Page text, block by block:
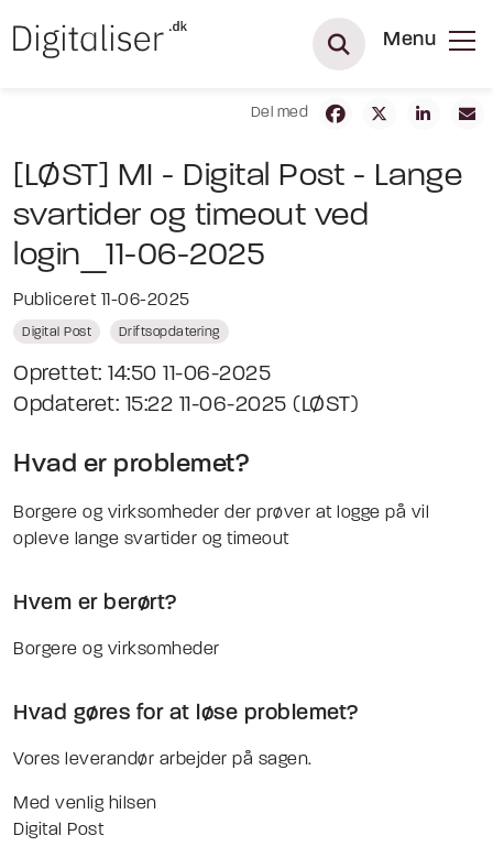
Menu
Del med
[LØST] MI - Digital Post - Lange
svartider og timeout ved
login_11-06-2025
Publiceret 11-06-2025
Digital Post Driftsopdatering
Oprettet: 14:50 11-06-2025
Opdateret: 15:22 11-06-2025 (LØST)
Hvad er problemet?
Borgere og virksomheder der prøver at logge på vil
opleve lange svartider og timeout
Hvem er berørt?
Borgere og virksomheder
Hvad gøres for at løse problemet?
Vores leverandør arbejder på sagen.
Med venlig hilsen
Digital Post